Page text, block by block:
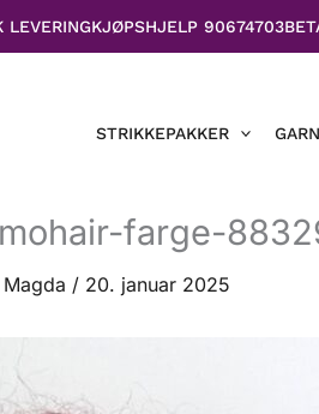
LEVERINGKJØPSHJELP 90674703
STRIKKEPAKKER GARN
farge-
Magda / 20. januar 2025